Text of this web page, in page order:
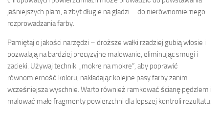
jaśniejszych plam, a zbyt długie na gładzi – do nierównomiernego
rozprowadzania farby.
Pamiętaj o jakości narzędzi – droższe wałki rzadziej gubią włosie i
pozwalają na bardziej precyzyjne malowanie, eliminując smugi i
zacieki. Używaj techniki „mokre na mokre”, aby poprawić
równomierność koloru, nakładając kolejne pasy farby zanim
wcześniejsza wyschnie. Warto również ramkować ścianę pędzlem i
malować małe fragmenty powierzchni dla lepszej kontroli rezultatu.